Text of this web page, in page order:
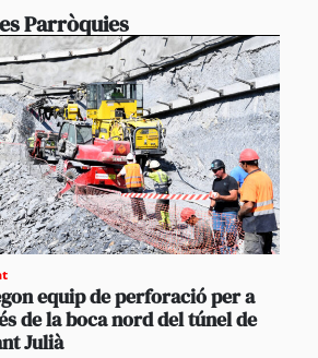
Parròquies
equip de perforació per a
de la boca nord del túnel de
Julià